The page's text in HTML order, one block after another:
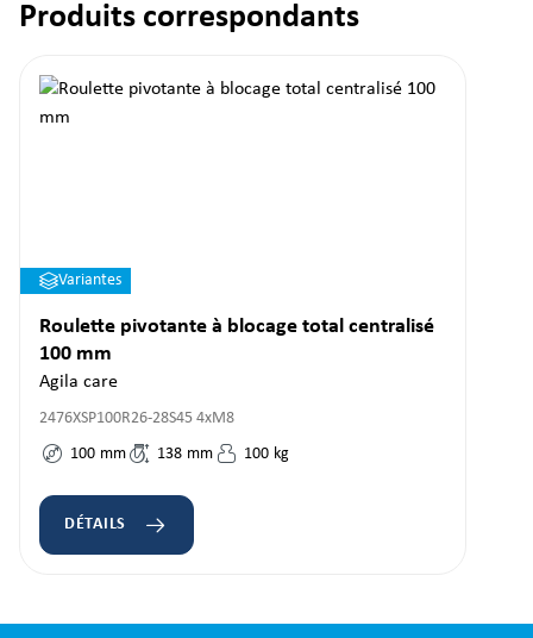
Ignorer la galerie de produits
Produits correspondants
Variantes
Roulette pivotante à blocage total centralisé
100 mm
Agila care
2476XSP100R26-28S45 4xM8
100 mm 138 mm 100 kg
DÉTAILS